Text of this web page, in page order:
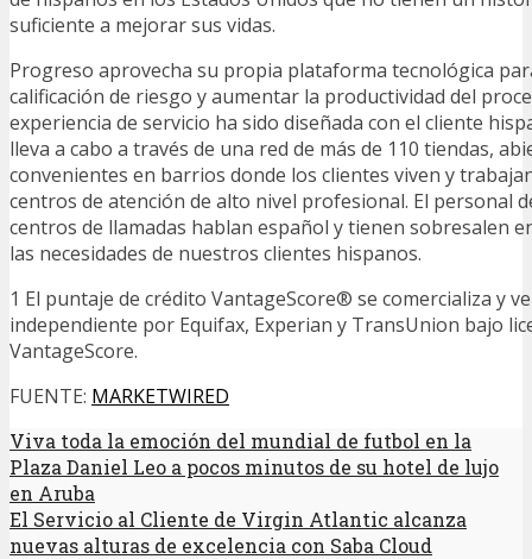
suficiente a mejorar sus vidas.
Progreso aprovecha su propia plataforma tecnológica
calificación de riesgo y aumentar la productividad del
experiencia de servicio ha sido diseñada con el cliente
lleva a cabo a través de una red de más de 110 tiendas,
convenientes en barrios donde los clientes viven y
centros de atención de alto nivel profesional. El personal
centros de llamadas hablan español y tienen sobresalen
las necesidades de nuestros clientes hispanos.
1 El puntaje de crédito VantageScore® se comercializa y
independiente por Equifax, Experian y TransUnion bajo
VantageScore.
FUENTE: MARKETWIRED
Viva toda la emoción del mundial de futbol en la
Plaza Daniel Leo a pocos minutos de su hotel de lujo
en Aruba
El Servicio al Cliente de Virgin Atlantic alcanza
nuevas alturas de excelencia con Saba Cloud